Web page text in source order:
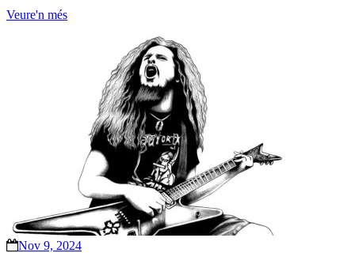
Veure'n més
Nov 9, 2024